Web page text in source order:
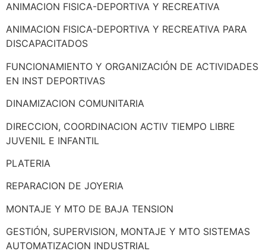
ANIMACION FISICA-DEPORTIVA Y RECREATIVA
ANIMACION FISICA-DEPORTIVA Y RECREATIVA PARA
DISCAPACITADOS
FUNCIONAMIENTO Y ORGANIZACIÓN DE ACTIVIDADES
EN INST DEPORTIVAS
DINAMIZACION COMUNITARIA
DIRECCION, COORDINACION ACTIV TIEMPO LIBRE
JUVENIL E INFANTIL
PLATERIA
REPARACION DE JOYERIA
MONTAJE Y MTO DE BAJA TENSION
GESTIÓN, SUPERVISION, MONTAJE Y MTO SISTEMAS
AUTOMATIZACION INDUSTRIAL